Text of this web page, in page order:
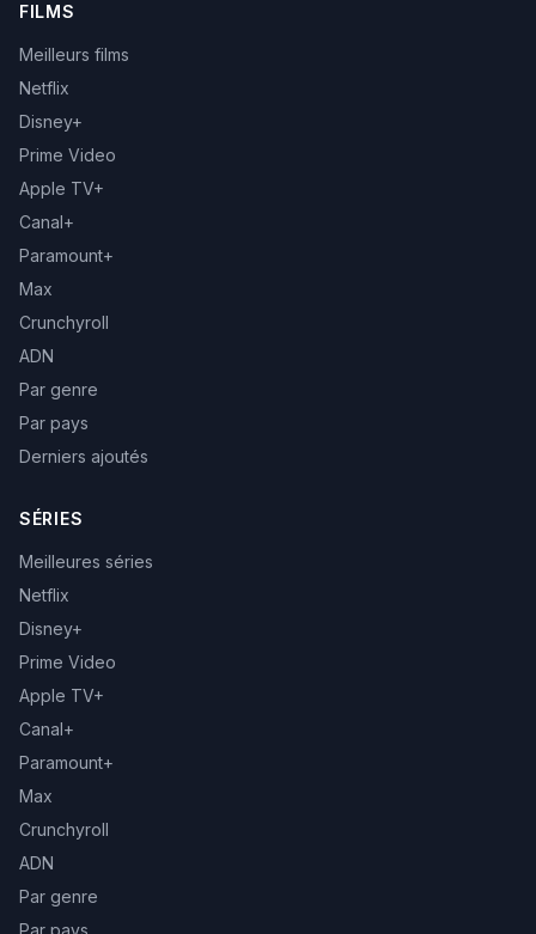
FILMS
Meilleurs films
Netflix
Disney+
Prime Video
Apple TV+
Canal+
Paramount+
Max
Crunchyroll
ADN
Par genre
Par pays
Derniers ajoutés
SÉRIES
Meilleures séries
Netflix
Disney+
Prime Video
Apple TV+
Canal+
Paramount+
Max
Crunchyroll
ADN
Par genre